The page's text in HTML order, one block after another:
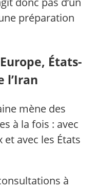
préparation
États-
l’Iran
mène des
à la fois : avec
avec les États
à